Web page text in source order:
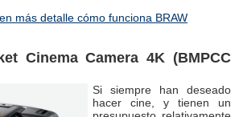
más detalle cómo funciona BRAW
Cinema Camera 4K (BMPCC
Si siempre han deseado
hacer cine, y tienen un